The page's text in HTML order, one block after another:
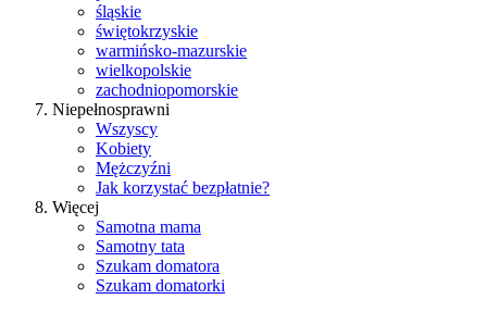
śląskie
świętokrzyskie
warmińsko-mazurskie
wielkopolskie
zachodniopomorskie
Niepełnosprawni
Wszyscy
Kobiety
Mężczyźni
Jak korzystać bezpłatnie?
Więcej
Samotna mama
Samotny tata
Szukam domatora
Szukam domatorki